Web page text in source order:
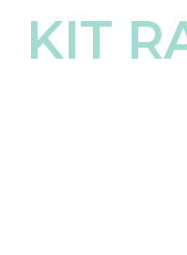
KIT